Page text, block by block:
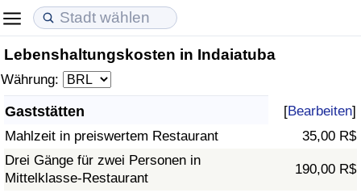
Lebenshaltungskosten in Indaiatuba
Währung:
Gaststätten [Bearbeiten]
Mahlzeit in preiswertem Restaurant
35,00 R$
Drei Gänge für zwei Personen in
Mittelklasse-Restaurant
190,00 R$
Lebenshaltungskosten
Lebenshaltungskosten-Index (aktuell)
Lebenshaltungskosten-Index
Lebenshaltungskosten-Index nach Land
Immobilienpreise
Immobilienpreis-Index (aktuell)
Immobilienpreis-Index
Immobilienpreis-Index nach Land
Lebensqualität
Lebensqualität-Index
Lebensqualität-Index (aktuell)
Lebensqualitätsindex nach Land